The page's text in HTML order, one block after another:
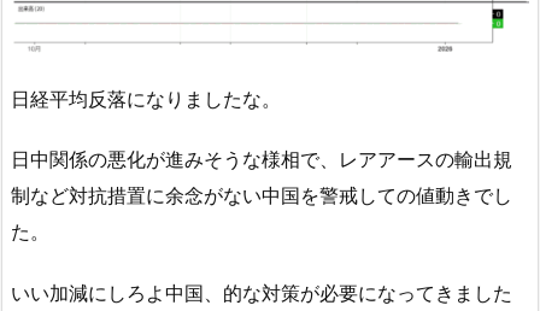
日経平均反落になりましたな。
日中関係の悪化が進みそうな様相で、レアアースの輸出規
制など対抗措置に余念がない中国を警戒しての値動きでし
た。
いい加減にしろよ中国、的な対策が必要になってきました